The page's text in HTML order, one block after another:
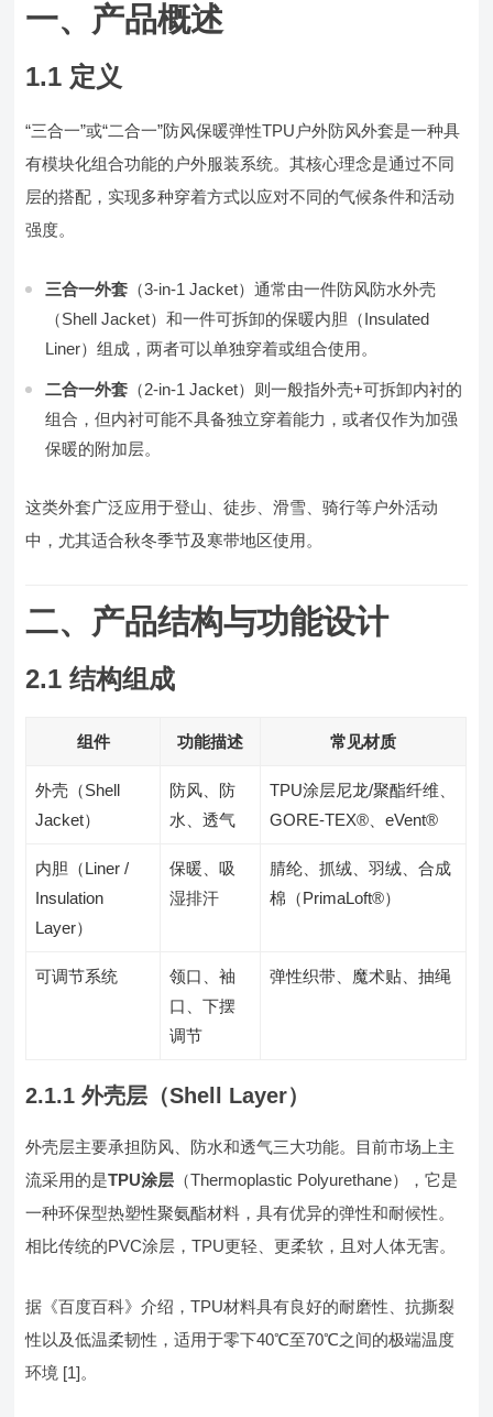
一、产品概述
1.1 定义
“三合一”或“二合一”防风保暖弹性TPU户外防风外套是一种具
有模块化组合功能的户外服装系统。其核心理念是通过不同
层的搭配，实现多种穿着方式以应对不同的气候条件和活动
强度。
三合一外套 （3-in-1 Jacket）通常由一件防风防水外壳
（Shell Jacket）和一件可拆卸的保暖内胆（Insulated
Liner）组成，两者可以单独穿着或组合使用。
二合一外套 （2-in-1 Jacket）则一般指外壳+可拆卸内衬的
组合，但内衬可能不具备独立穿着能力，或者仅作为加强
保暖的附加层。
这类外套广泛应用于登山、徒步、滑雪、骑行等户外活动
中，尤其适合秋冬季节及寒带地区使用。
二、产品结构与功能设计
2.1 结构组成
组件 功能描述 常见材质
外壳（Shell
Jacket）
防风、防
水、透气
TPU涂层尼龙/聚酯纤维、
GORE-TEX®、eVent®
内胆（Liner /
Insulation
Layer）
保暖、吸
湿排汗
腈纶、抓绒、羽绒、合成
棉（PrimaLoft®）
可调节系统
领口、袖
口、下摆
调节
弹性织带、魔术贴、抽绳
2.1.1 外壳层（Shell Layer）
外壳层主要承担防风、防水和透气三大功能。目前市场上主
流采用的是TPU涂层 （Thermoplastic Polyurethane），它是
一种环保型热塑性聚氨酯材料，具有优异的弹性和耐候性。
相比传统的PVC涂层，TPU更轻、更柔软，且对人体无害。
据《百度百科》介绍，TPU材料具有良好的耐磨性、抗撕裂
性以及低温柔韧性，适用于零下40℃至70℃之间的极端温度
环境 [1]。